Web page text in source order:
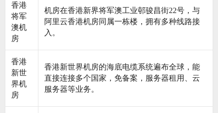
香港
将军
澳机
房
机房在香港新界将军澳工业邨骏昌街22号，与
阿里云香港机房同属一栋楼，拥有多种线路接
入。
香港
新世
界机
房
香港新世界机房的海底电缆系统遍布全球，能
直接连接多个国家，免备案，服务器租用、云
服务器等业务。